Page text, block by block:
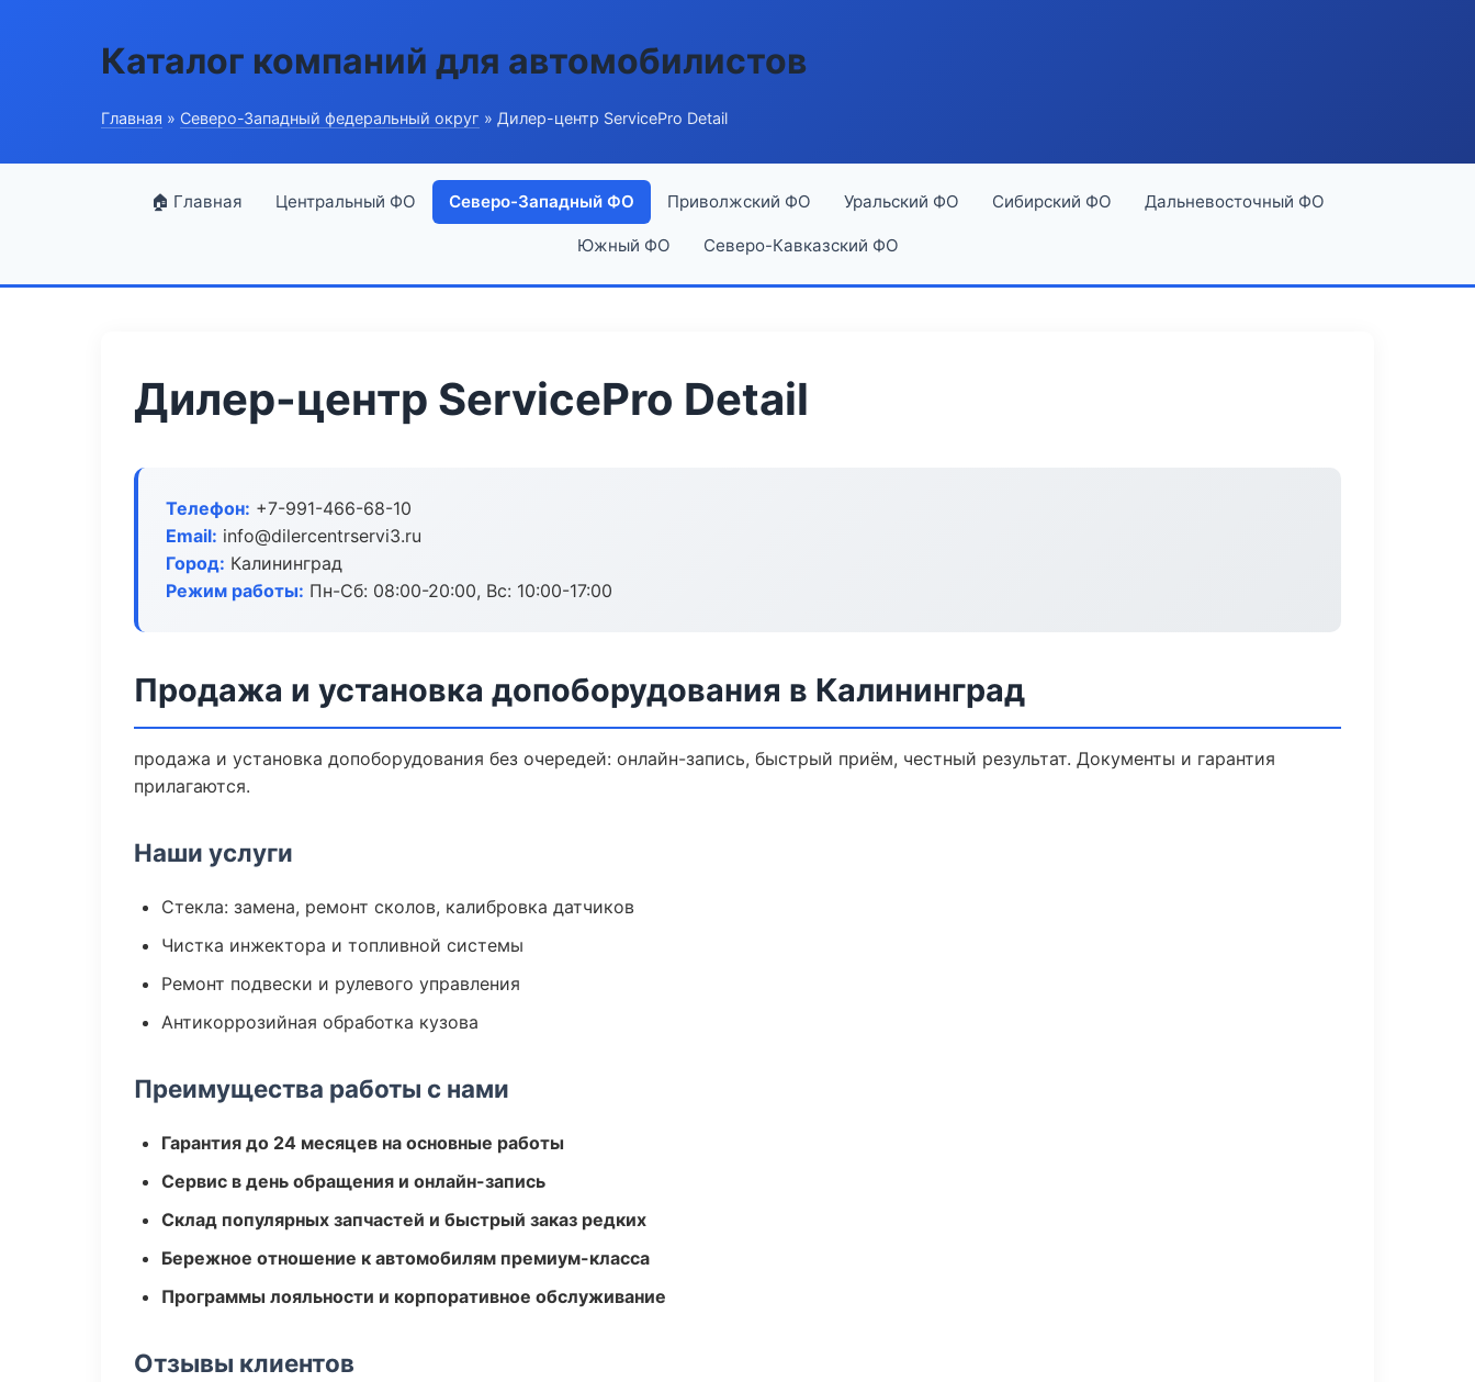
Каталог компаний для автомобилистов
Главная » Северо-Западный федеральный округ » Дилер-центр ServicePro Detail
🏠 Главная Центральный ФО Северо-Западный ФО Приволжский ФО Уральский ФО Сибирский ФО Дальневосточный ФО
Южный ФО Северо-Кавказский ФО
Дилер-центр ServicePro Detail
Телефон: +7-991-466-68-10
Email: info@dilercentrservi3.ru
Город: Калининград
Режим работы: Пн-Сб: 08:00-20:00, Вс: 10:00-17:00
Продажа и установка допоборудования в Калининград
продажа и установка допоборудования без очередей: онлайн-запись, быстрый приём, честный результат. Документы и гарантия
прилагаются.
Наши услуги
Стекла: замена, ремонт сколов, калибровка датчиков
Чистка инжектора и топливной системы
Ремонт подвески и рулевого управления
Антикоррозийная обработка кузова
Преимущества работы с нами
Гарантия до 24 месяцев на основные работы
Сервис в день обращения и онлайн-запись
Склад популярных запчастей и быстрый заказ редких
Бережное отношение к автомобилям премиум-класса
Программы лояльности и корпоративное обслуживание
Отзывы клиентов